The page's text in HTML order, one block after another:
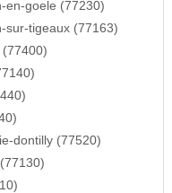
en-goele (77230)
sur-tigeaux (77163)
dontilly (77520)